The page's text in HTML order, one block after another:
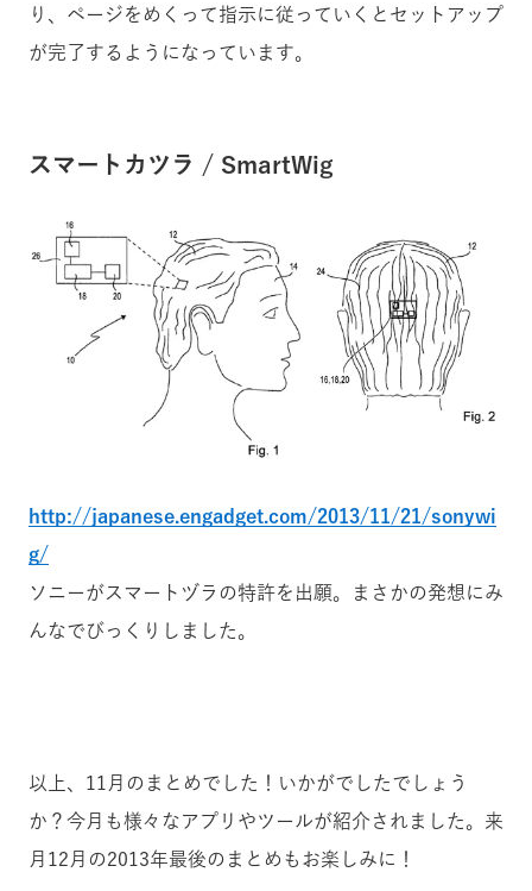
り、ページをめくって指示に従っていくとセットアップ
が完了するようになっています。
スマートカツラ / SmartWig
http://japanese.engadget.com/2013/11/21/sonywi
g/
ソニーがスマートヅラの特許を出願。まさかの発想にみ
んなでびっくりしました。
以上、11月のまとめでした！いかがでしたでしょう
か？今月も様々なアプリやツールが紹介されました。来
月12月の2013年最後のまとめもお楽しみに！